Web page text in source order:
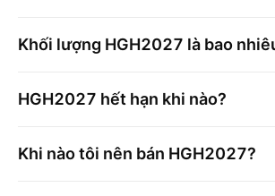
Khối lượng HGH2027 là bao
HGH2027 hết hạn khi nào?
Khi nào tôi nên bán HGH2027?